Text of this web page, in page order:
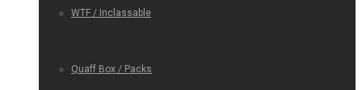
WTF / Inclassable
Quaff Box / Packs